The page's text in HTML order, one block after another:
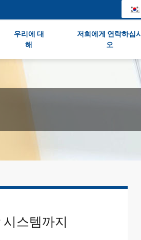
우리에 대
해
저희에게 연락하십시
오
스템까지